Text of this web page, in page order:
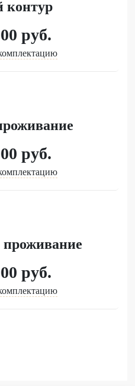
контур
руб.
руб.
руб.